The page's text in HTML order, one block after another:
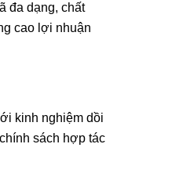
đa dạng, chất
cao lợi nhuận
kinh nghiệm dồi
sách hợp tác